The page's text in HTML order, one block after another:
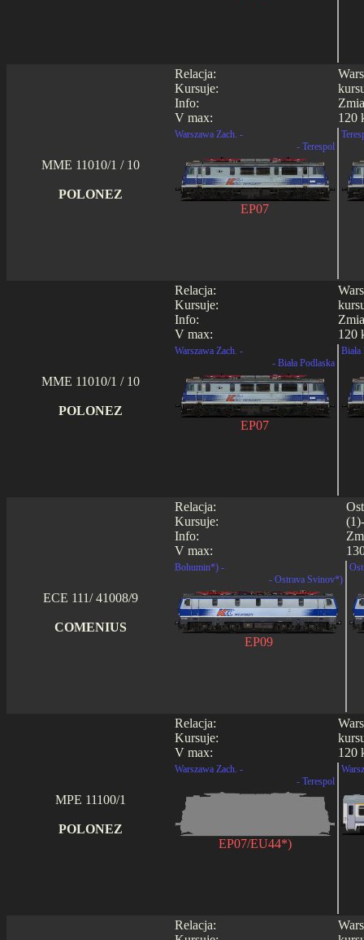
Relacja:
Kursuje:
Info:
V max:
120
MME 11010/1 / 10
POLONEZ
Warszawa Zach. -
- Terespol
EP07
Relacja:
Kursuje:
Info:
V max:
120
MME 11010/1 / 10
POLONEZ
Warszawa Zach. -
- Biała Podlaska
EP07
Relacja:
Kursuje:
Info:
V max:
ECE 111/ 41008/9
COMENIUS
Bohumin*) -
- Ostrava Svinov*)
EP09
Relacja:
Kursuje:
V max:
120
MPE 11100/1
POLONEZ
Warszawa Zach. -
- Terespol
EP07/EU44*)
Relacja: